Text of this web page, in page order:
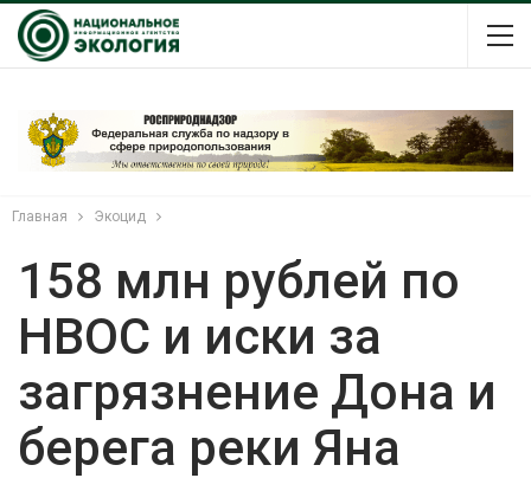
Главная Экоцид
158 млн рублей по
НВОС и иски за
загрязнение Дона и
берега реки Яна